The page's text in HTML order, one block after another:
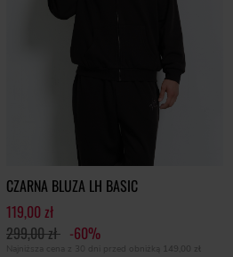
CZARNA BLUZA LH BASIC
119,00 zł
299,00 zł -60%
Najniższa cena z 30 dni przed obniżką 149,00 zł